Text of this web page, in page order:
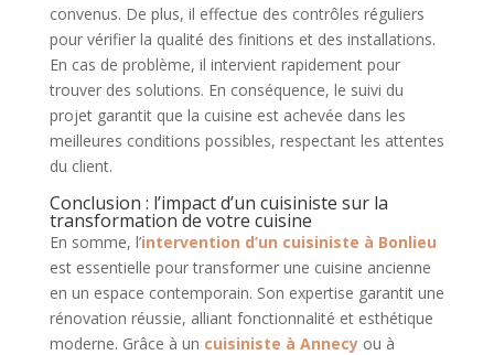
convenus. De plus, il effectue des contrôles réguliers
pour vérifier la qualité des finitions et des installations.
En cas de problème, il intervient rapidement pour
trouver des solutions. En conséquence, le suivi du
projet garantit que la cuisine est achevée dans les
meilleures conditions possibles, respectant les attentes
du client.
Conclusion : l’impact d’un cuisiniste sur la
transformation de votre cuisine
En somme, l’intervention d’un cuisiniste à Bonlieu
est essentielle pour transformer une cuisine ancienne
en un espace contemporain. Son expertise garantit une
rénovation réussie, alliant fonctionnalité et esthétique
moderne. Grâce à un cuisiniste à Annecyou à